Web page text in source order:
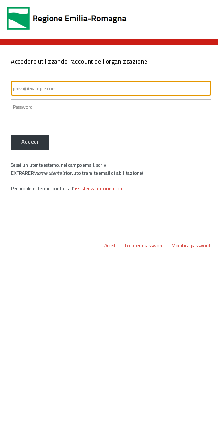
Accedere utilizzando l'account dell'organizzazione
Accedi
Se sei un utente esterno, nel campo email, scrivi
EXTRARER\nome utente(ricevuto tramite email di abilitazione)
Per problemi tecnici contatta l’assistenza informatica.
Accedi Recupera password Modifica password